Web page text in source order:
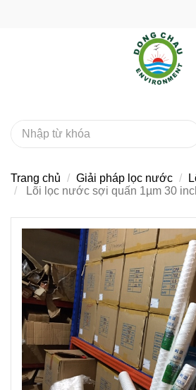
Trang chủ Giải pháp lọc nước
Lõi lọc nước sợi quấn 1µm 30